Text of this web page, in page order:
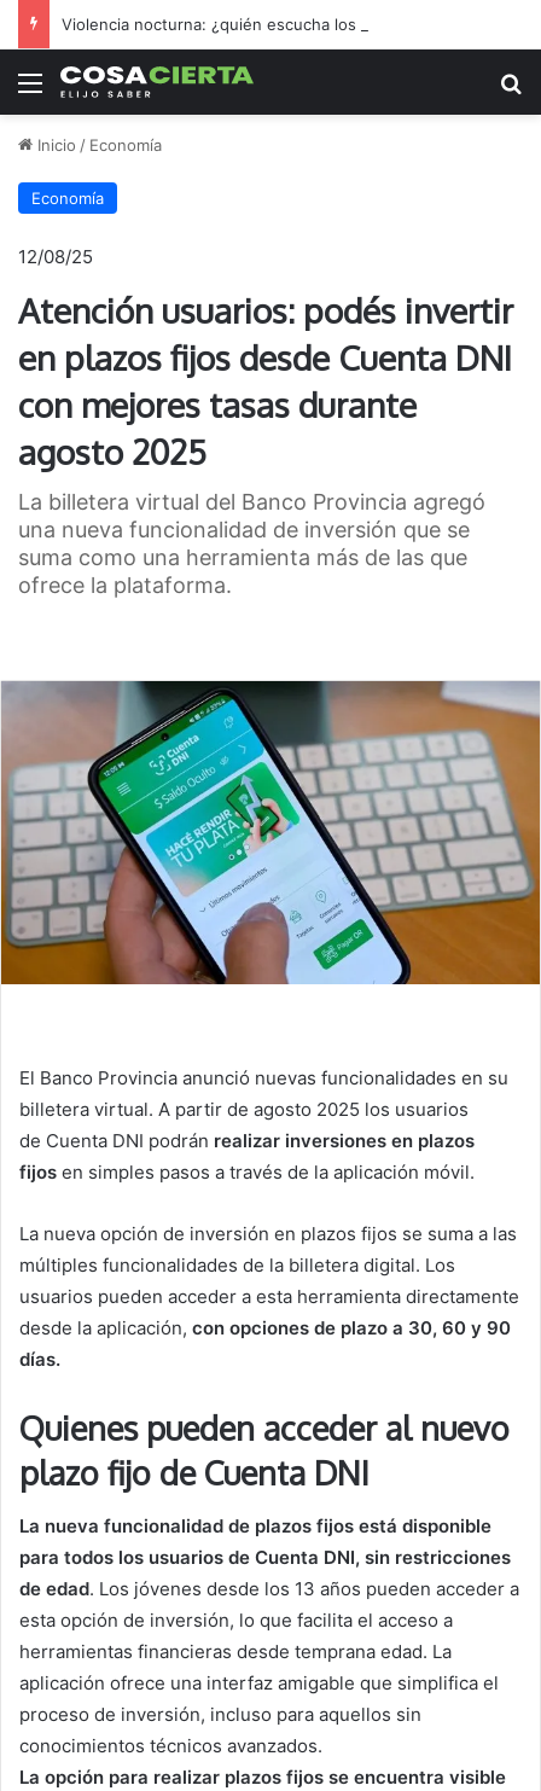
Menú
Inicio / Economía
Economía
12/08/25
Atención usuarios: podés invertir
en plazos fijos desde Cuenta DNI
con mejores tasas durante
agosto 2025
La billetera virtual del Banco Provincia agregó
una nueva funcionalidad de inversión que se
suma como una herramienta más de las que
ofrece la plataforma.
El Banco Provincia anunció nuevas funcionalidades en su
billetera virtual. A partir de agosto 2025 los usuarios
de Cuenta DNI podrán realizar inversiones en plazos
fijos en simples pasos a través de la aplicación móvil.
La nueva opción de inversión en plazos fijos se suma a las
múltiples funcionalidades de la billetera digital. Los
usuarios pueden acceder a esta herramienta directamente
desde la aplicación, con opciones de plazo a 30, 60 y 90
días.
Quienes pueden acceder al nuevo
plazo fijo de Cuenta DNI
La nueva funcionalidad de plazos fijos está disponible
para todos los usuarios de Cuenta DNI, sin restricciones
de edad. Los jóvenes desde los 13 años pueden acceder a
esta opción de inversión, lo que facilita el acceso a
herramientas financieras desde temprana edad. La
aplicación ofrece una interfaz amigable que simplifica el
proceso de inversión, incluso para aquellos sin
conocimientos técnicos avanzados.
La opción para realizar plazos fijos se encuentra visible